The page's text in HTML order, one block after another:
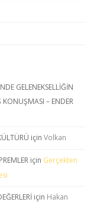
GELENEKSELLİĞİN
– ENDER
için Volkan
için Gerçekten
için Hakan